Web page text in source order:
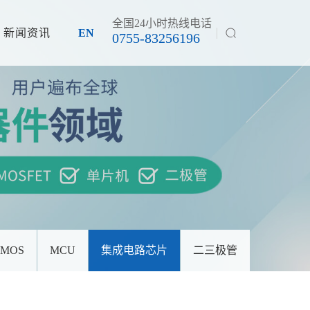
EN
全国24小时热线电话
0755-83256196
新闻资讯
MOS MCU 集成电路芯片 二三极管